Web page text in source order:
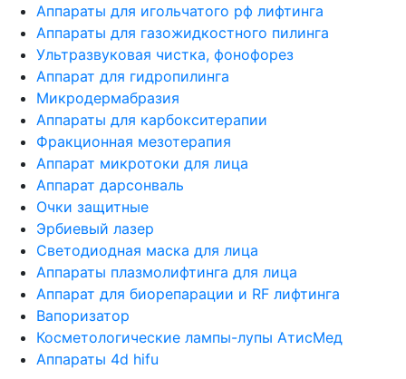
Аппараты для игольчатого рф лифтинга
Аппараты для газожидкостного пилинга
Ультразвуковая чистка, фонофорез
Аппарат для гидропилинга
Микродермабразия
Аппараты для карбокситерапии
Фракционная мезотерапия
Аппарат микротоки для лица
Аппарат дарсонваль
Очки защитные
Эрбиевый лазер
Светодиодная маска для лица
Аппараты плазмолифтинга для лица
Аппарат для биорепарации и RF лифтинга
Вапоризатор
Косметологические лампы-лупы АтисМед
Аппараты 4d hifu